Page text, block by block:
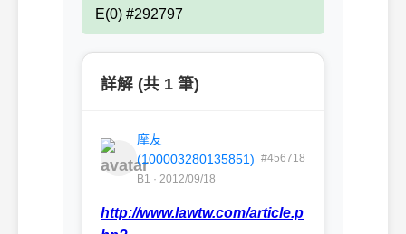
E(0) #292797
詳解 (共 1 筆)
摩友
(100003280135851)
B1 · 2012/09/18
#456718
http://www.lawtw.com/article.p